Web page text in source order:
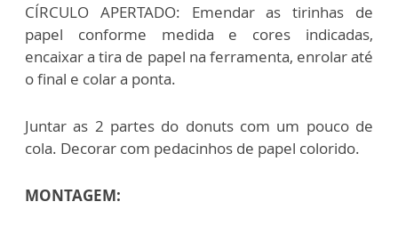
CÍRCULO APERTADO: Emendar as tirinhas de
papel conforme medida e cores indicadas,
encaixar a tira de papel na ferramenta, enrolar até
o final e colar a ponta.
Juntar as 2 partes do donuts com um pouco de
cola. Decorar com pedacinhos de papel colorido.
MONTAGEM: